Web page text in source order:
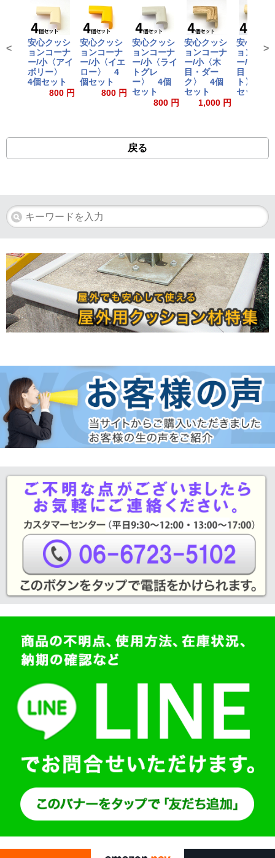
安心クッシ
ョンコーナ
ー/小〈アイ
ボリー〉
4個セット
800 円
安心クッシ
ョンコーナ
ー/小〈イエ
ロー〉 4
個セット
800 円
安心クッシ
ョンコーナ
ー/小〈ライ
トグレ
ー〉 4個
セット
800 円
安心クッシ
ョンコーナ
ー/小〈木
目・ダー
ク〉 4個
セット
1,000 円
安心クッ
ョンコー
ー/小〈木
目・ライ
ト〉 4個
セット
< >
戻る